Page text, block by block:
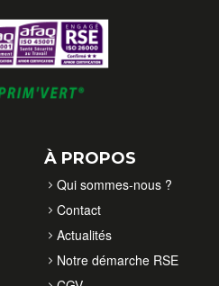
À PROPOS
Qui sommes-nous ?
Contact
Actualités
Notre démarche RSE